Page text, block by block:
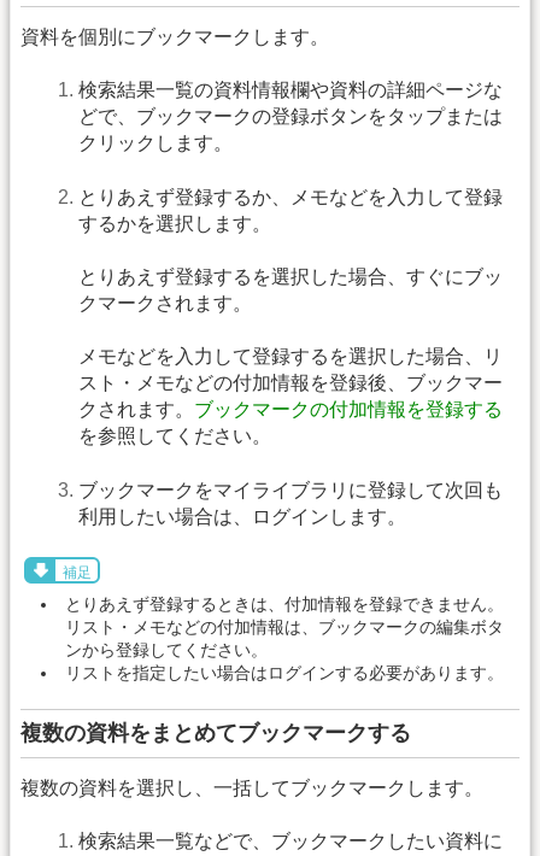
資料を個別にブックマークします。
検索結果一覧の資料情報欄や資料の詳細ページな
どで、ブックマークの登録ボタンをタップまたは
クリックします。
とりあえず登録するか、メモなどを入力して登録
するかを選択します。
とりあえず登録するを選択した場合、すぐにブッ
クマークされます。
メモなどを入力して登録するを選択した場合、リ
スト・メモなどの付加情報を登録後、ブックマー
クされます。 ブックマークの付加情報を登録する
を参照してください。
ブックマークをマイライブラリに登録して次回も
利用したい場合は、ログインします。
補足
とりあえず登録するときは、付加情報を登録できません。
リスト・メモなどの付加情報は、ブックマークの編集ボタ
ンから登録してください。
リストを指定したい場合はログインする必要があります。
複数の資料をまとめてブックマークする
複数の資料を選択し、一括してブックマークします。
検索結果一覧などで、ブックマークしたい資料に